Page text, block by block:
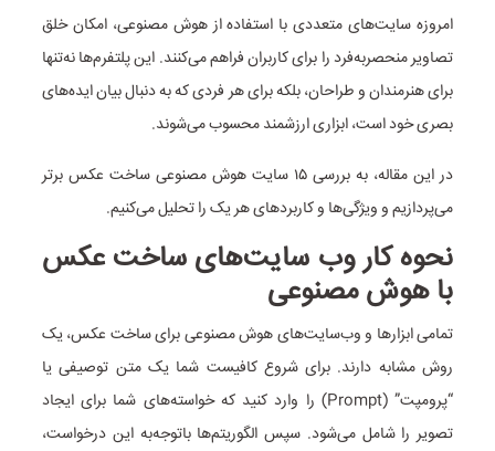
امروزه سایت‌های متعددی با استفاده از هوش مصنوعی، امکان خلق
تصاویر منحصربه‌فرد را برای کاربران فراهم می‌کنند. این پلتفرم‌ها نه‌تنها
برای هنرمندان و طراحان، بلکه برای هر فردی که به دنبال بیان ایده‌های
بصری خود است، ابزاری ارزشمند محسوب می‌شوند.
در این مقاله، به بررسی ۱۵ سایت‌ هوش مصنوعی ساخت عکس برتر
می‌پردازیم و ویژگی‌ها و کاربردهای هر یک را تحلیل می‌کنیم.
نحوه کار وب سایت‌های ساخت عکس
با هوش مصنوعی
تمامی ابزارها و وب‌سایت‌های هوش مصنوعی برای ساخت عکس، یک
روش مشابه دارند. برای شروع کافیست شما یک متن توصیفی یا
“پرومپت” (Prompt) را وارد کنید که خواسته‌های شما برای ایجاد
تصویر را شامل می‌شود. سپس الگوریتم‌ها با‌توجه‌به این درخواست،